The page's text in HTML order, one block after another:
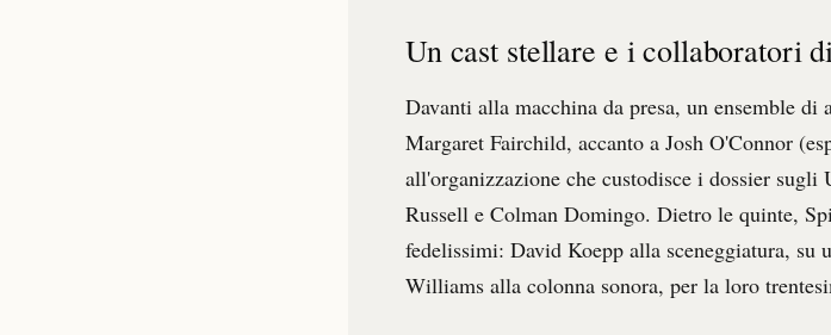
Un cast stellare e i collaboratori
Davanti alla macchina da presa, un ensemble
Margaret Fairchild, accanto a Josh O'Connor
all'organizzazione che custodisce i dossier
Russell e Colman Domingo. Dietro le quinte,
fedelissimi: David Koepp alla sceneggiatura, su
Williams alla colonna sonora, per la loro